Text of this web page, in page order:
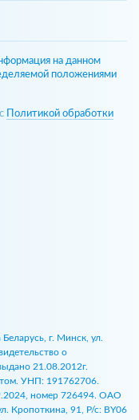
на данном
положениями
Политикой обработки
г. Минск, ул.
о
21.08.2012г.
УНП: 191762706.
номер 726494. ОАО
Кропоткина, 91, Р/с: BY06